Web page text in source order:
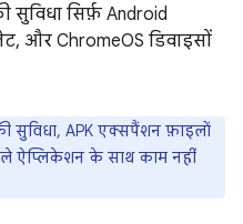
सिर्फ़ Android
और ChromeOS डिवाइसों
सुविधा, APK एक्सपैंशन फ़ाइलों
ऐप्लिकेशन के साथ काम नहीं